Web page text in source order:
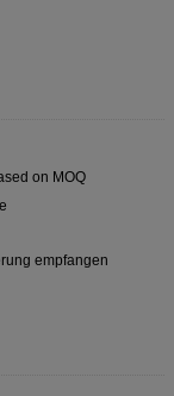
on MOQ
empfangen